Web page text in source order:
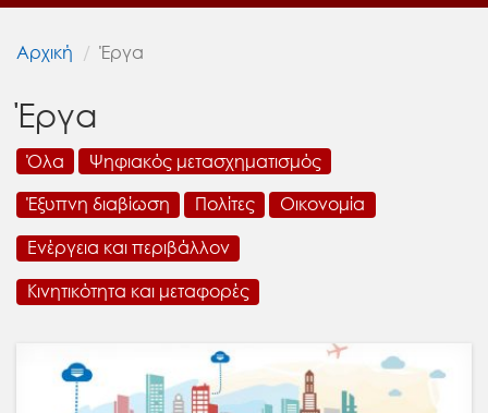
Αρχική Έργα
Έργα
Όλα
Ψηφιακός μετασχηματισμός
Έξυπνη διαβίωση
Πολίτες
Οικονομία
Ενέργεια και περιβάλλον
Κινητικότητα και μεταφορές